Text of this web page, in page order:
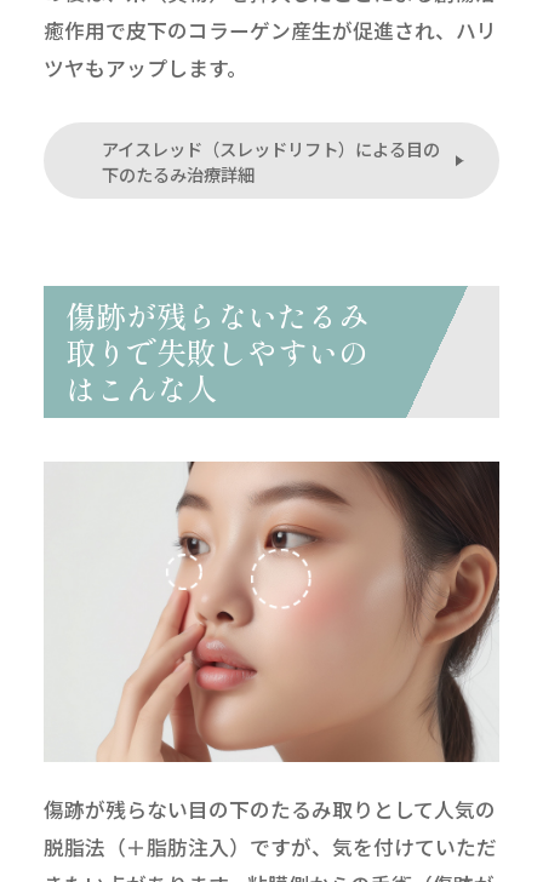
癒作用で皮下のコラーゲン産生が促進され、ハリ
ツヤもアップします。
アイスレッド（スレッドリフト）による目の
下のたるみ治療詳細
傷跡が残らないたるみ
取りで失敗しやすいの
はこんな人
傷跡が残らない目の下のたるみ取りとして人気の
脱脂法（＋脂肪注入）ですが、気を付けていただ
無料
相談
電話
予約
LINE
予約
Web
予約